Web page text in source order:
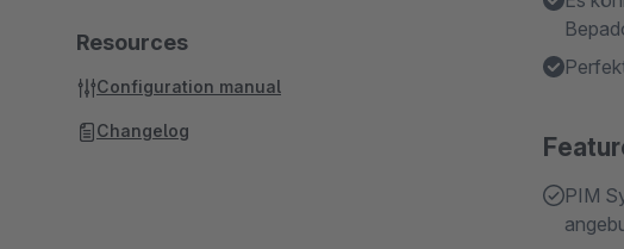
PIM
Resources
Configuration manual
Changelog